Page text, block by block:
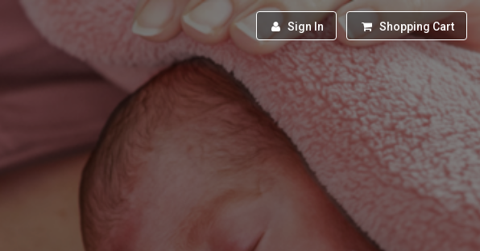
Sign In Shopping Cart